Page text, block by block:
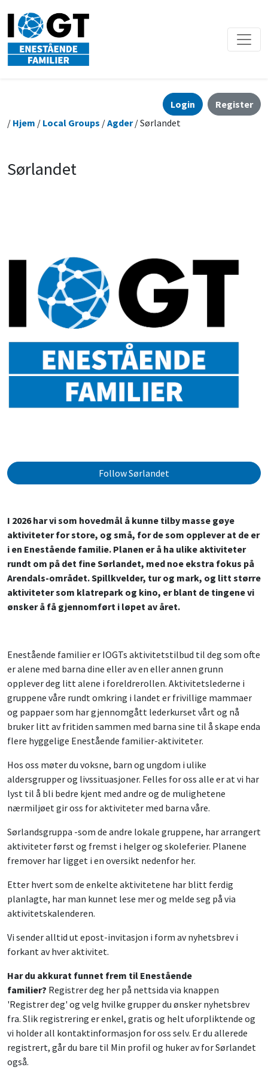
Login
Register
/ Hjem / Local Groups /Agder/ Sørlandet
Sørlandet
Follow Sørlandet
I 2026 har vi som hovedmål å kunne tilby masse gøye
aktiviteter for store, og små, for de som opplever at de er
i en Enestående familie. Planen er å ha ulike aktiviteter
rundt om på det fine Sørlandet, med noe ekstra fokus på
Arendals-området. Spillkvelder, tur og mark, og litt større
aktiviteter som klatrepark og kino, er blant de tingene vi
ønsker å få gjennomført i løpet av året.
Enestående familier er IOGTs aktivitetstilbud til deg som ofte
er alene med barna dine eller av en eller annen grunn
opplever deg litt alene i foreldrerollen. Aktivitetslederne i
gruppene våre rundt omkring i landet er frivillige mammaer
og pappaer som har gjennomgått lederkurset vårt og nå
bruker litt av fritiden sammen med barna sine til å skape enda
flere hyggelige Enestående familier-aktiviteter.
Hos oss møter du voksne, barn og ungdom i ulike
aldersgrupper og livssituasjoner. Felles for oss alle er at vi har
lyst til å bli bedre kjent med andre og de mulighetene
nærmiljøet gir oss for aktiviteter med barna våre.
Sørlandsgruppa -som de andre lokale gruppene, har arrangert
aktiviteter først og fremst i helger og skoleferier. Planene
fremover har ligget i en oversikt nedenfor her.
Etter hvert som de enkelte aktivitetene har blitt ferdig
planlagte, har man kunnet lese mer og melde seg på via
aktivitetskalenderen.
Vi sender alltid ut epost-invitasjon i form av nyhetsbrev i
forkant av hver aktivitet.
Har du akkurat funnet frem til Enestående
familier? Registrer deg her på nettsida via knappen
'Registrer deg' og velg hvilke grupper du ønsker nyhetsbrev
fra. Slik registrering er enkel, gratis og helt uforpliktende og
vi holder all kontaktinformasjon for oss selv. Er du allerede
registrert, går du bare til Min profil og huker av for Sørlandet
også.